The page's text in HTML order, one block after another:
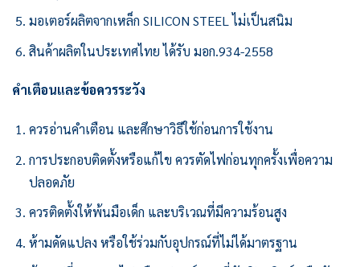
มอเตอร์ผลิตจากเหล็ก SILICON STEEL ไม่เป็นสนิม
สินค้าผลิตในประเทศไทย ได้รับ มอก.934-2558
คำเตือนและข้อควรระวัง
ควรอ่านคำเตือน และศึกษาวิธีใช้ก่อนการใช้งาน
การประกอบติดตั้งหรือแก้ไข ควรตัดไฟก่อนทุกครั้งเพื่อความ
ปลอดภัย
ควรติดตั้งให้พ้นมือเด็ก และบริเวณที่มีความร้อนสูง
ห้ามดัดแปลง หรือใช้ร่วมกับอุปกรณ์ที่ไม่ได้มาตรฐาน